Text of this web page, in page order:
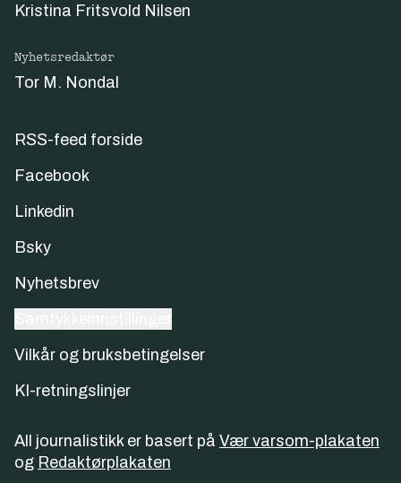
Kristina Fritsvold Nilsen
Nyhetsredaktør
Tor M. Nondal
RSS-feed forside
Facebook
Linkedin
Bsky
Nyhetsbrev
Vilkår og bruksbetingelser
KI-retningslinjer
All journalistikk er basert på Vær varsom-plakaten
og Redaktørplakaten